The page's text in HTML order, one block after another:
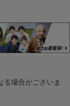
る場合がございま